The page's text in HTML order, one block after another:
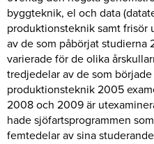
byggteknik, el och data
produktionsteknik samt frisör
av de som påbörjat studierna
varierade för de olika
tredjedelar av de som
produktionsteknik 2005
2008 och 2009 är
hade sjöfartsprogrammen
femtedelar av sina